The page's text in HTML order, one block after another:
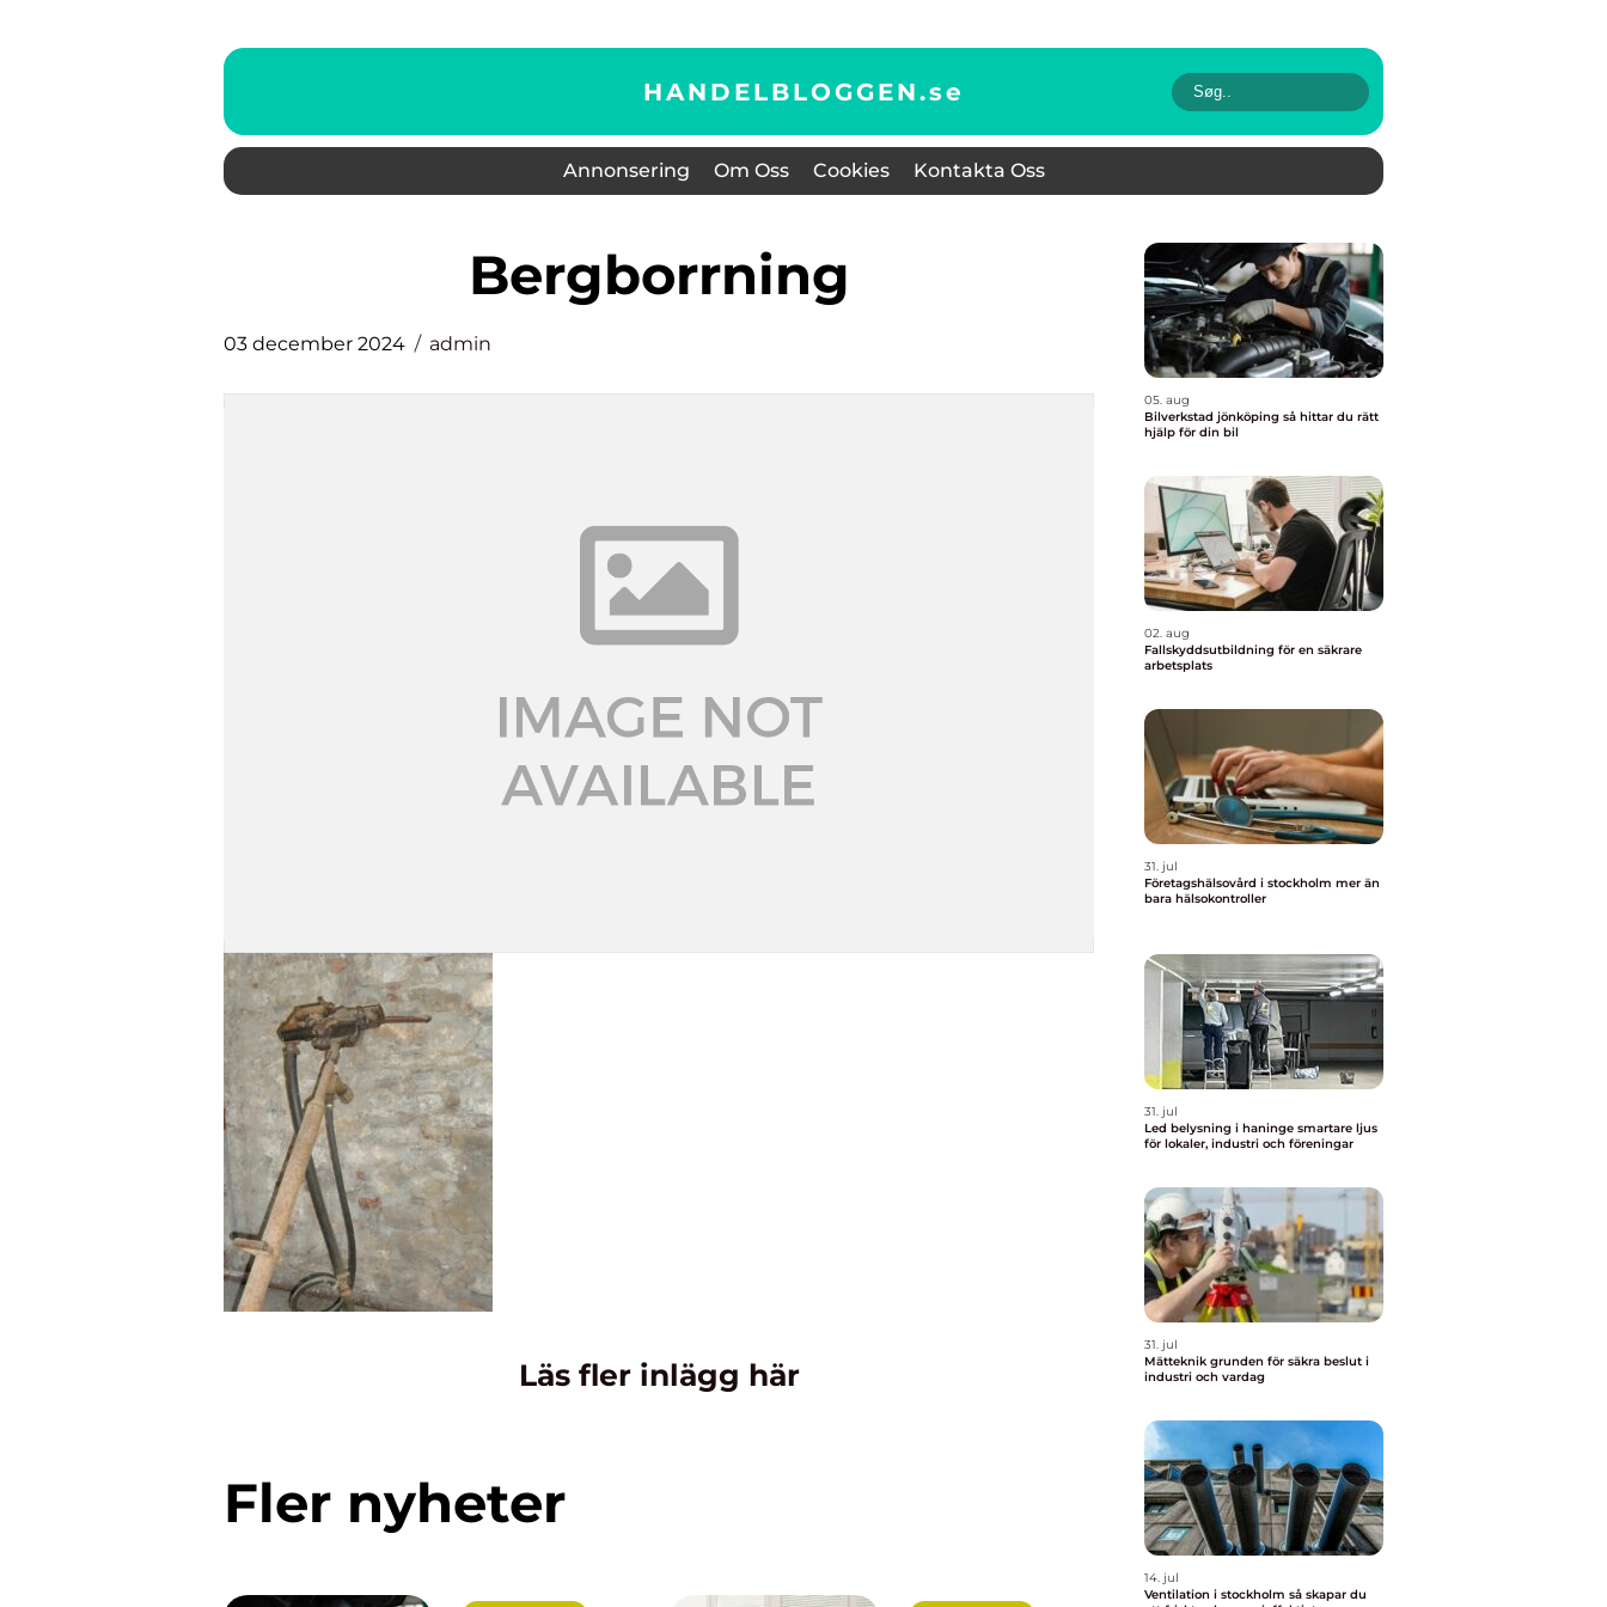
HANDELBLOGGEN.se
Annonsering Om Oss Cookies Kontakta Oss
bergborrning
03 december 2024 admin
Läs fler inlägg här
Fler nyheter
05. aug
Bilverkstad jönköping så hittar du rätt
hjälp för din bil
02. aug
Fallskyddsutbildning för en säkrare
arbetsplats
31. jul
Företagshälsovård i stockholm mer än
bara hälsokontroller
31. jul
Led belysning i haninge smartare ljus
för lokaler, industri och föreningar
31. jul
Mätteknik grunden för säkra beslut i
industri och vardag
14. jul
Ventilation i stockholm så skapar du